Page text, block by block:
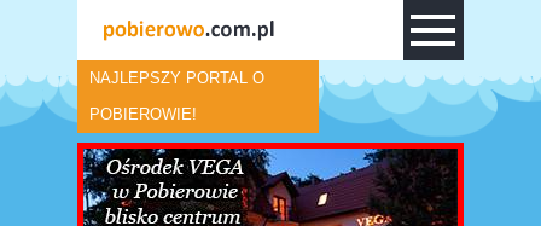
NAJLEPSZY PORTAL O
POBIEROWIE!